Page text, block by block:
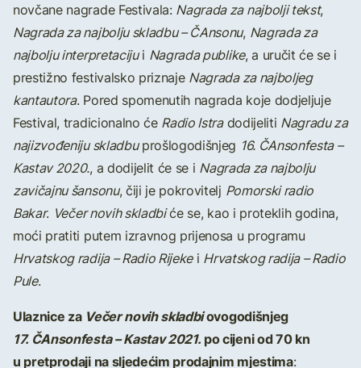
novčane nagrade Festivala: Nagrada za najbolji tekst,
Nagrada za najbolju skladbu – ČAnsonu, Nagrada za
najbolju interpretacijui Nagrada publike, a uručit će se i
prestižno festivalsko priznaje Nagrada za najboljeg
kantautora. Pored spomenutih nagrada koje dodjeljuje
Festival, tradicionalno će Radio Istradodijeliti Nagradu za
najizvođeniju skladbuprošlogodišnjeg 16. ČAnsonfesta –
Kastav 2020., a dodijelit će se i Nagrada za najbolju
zavičajnu šansonu, čiji je pokrovitelj Pomorski radio
Bakar. Večer novih skladbiće se, kao i proteklih godina,
moći pratiti putem izravnog prijenosa u programu
Hrvatskog radija – Radio Rijekei Hrvatskog radija – Radio
Pule.
Ulaznice za Večer novih skladbiovogodišnjeg
17. ČAnsonfesta – Kastav 2021. po cijeni od 70 kn
u pretprodaji na sljedećim prodajnim mjestima: